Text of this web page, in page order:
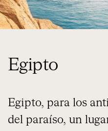
Egipto
Egipto, para los
del paraíso, un